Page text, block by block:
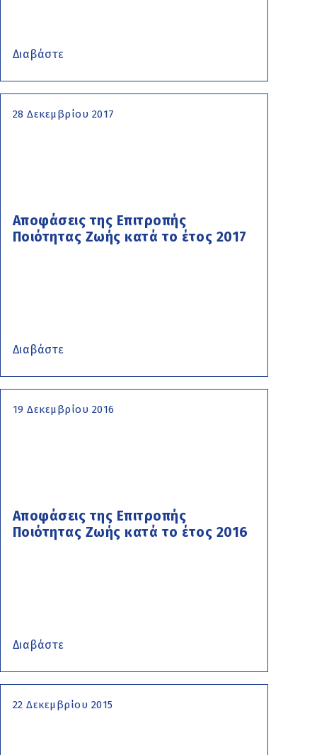
Διαβάστε
28 Δεκεμβρίου 2017
Αποφάσεις της Επιτροπής
Ποιότητας Ζωής κατά το έτος 2017
Διαβάστε
19 Δεκεμβρίου 2016
Αποφάσεις της Επιτροπής
Ποιότητας Ζωής κατά το έτος 2016
Διαβάστε
22 Δεκεμβρίου 2015